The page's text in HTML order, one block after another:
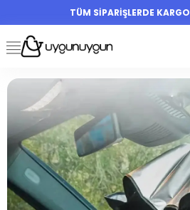
TÜM SİPARİŞLERDE